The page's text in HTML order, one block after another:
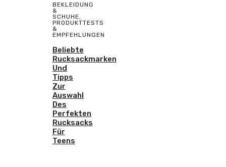
BEKLEIDUNG
&
SCHUHE,
PRODUKTTESTS
&
EMPFEHLUNGEN
Beliebte
Rucksackmarken
Und
Tipps
Zur
Auswahl
Des
Perfekten
Rucksacks
Für
Teens